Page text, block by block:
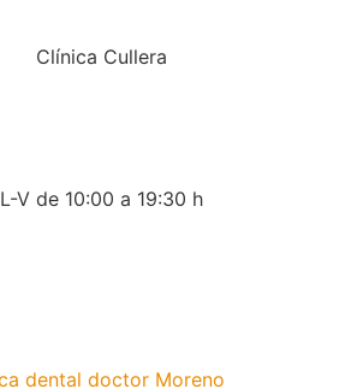
Clínica Cullera
L-V de 10:00 a 19:30 h